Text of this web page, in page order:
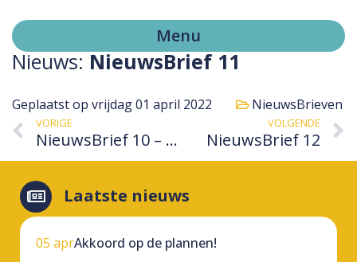
Menu
Nieuws: NieuwsBrief 11
Geplaatst op vrijdag 01 april 2022 NieuwsBrieven
VORIGE
NieuwsBrief 10 – Blok 5
VOLGENDE
NieuwsBrief 12
Laatste nieuws
05 aprAkkoord op de plannen!